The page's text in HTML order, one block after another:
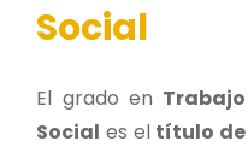
Social
El grado en Trabajo
Social es el título de